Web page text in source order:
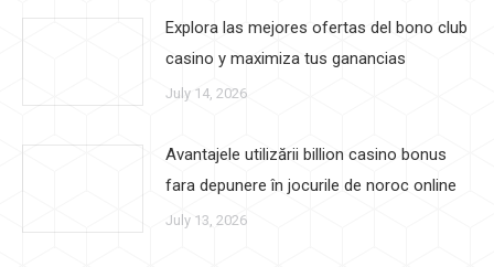
Explora las mejores ofertas del bono club
casino y maximiza tus ganancias
July 14, 2026
Avantajele utilizării billion casino bonus
fara depunere în jocurile de noroc online
July 13, 2026